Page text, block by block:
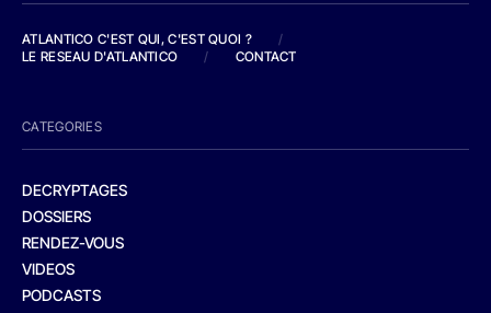
ATLANTICO C'EST QUI, C'EST QUOI ?
/
LE RESEAU D'ATLANTICO
/ CONTACT
CATEGORIES
DECRYPTAGES
DOSSIERS
RENDEZ-VOUS
VIDEOS
PODCASTS